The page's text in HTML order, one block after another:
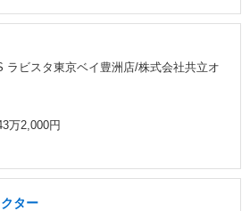
ラビスタ東京ベイ豊洲店/株式会社共立オ
万2,000円
ター